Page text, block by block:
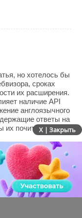
но хотелось бы
сроках
их расширения.
наличие API
англоязычного
ответы на
их почитал.X | Закрыть